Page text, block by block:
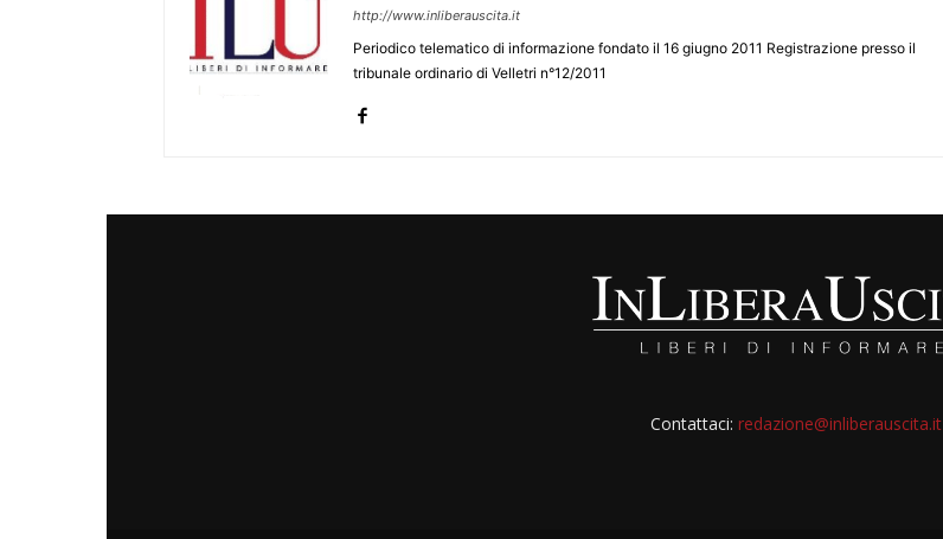
http://www.inliberauscita.it
Periodico telematico di informazione fondato il 16 giugno 2011 Registrazione presso il
tribunale ordinario di Velletri n°12/2011
Contattaci: redazione@inliberauscita.it